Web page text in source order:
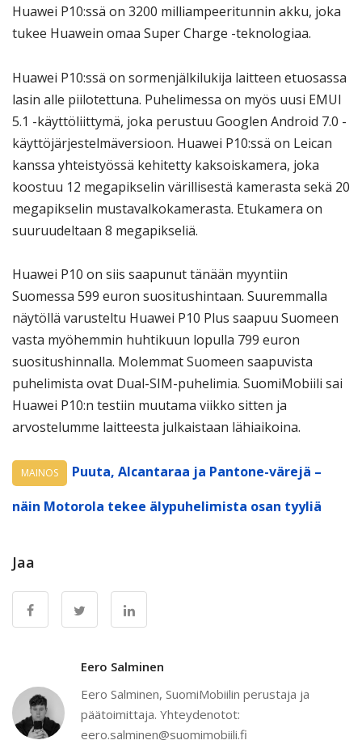
Huawei P10:ssä on 3200 milliampeeritunnin akku, joka
tukee Huawein omaa Super Charge -teknologiaa.
Huawei P10:ssä on sormenjälkilukija laitteen etuosassa
lasin alle piilotettuna. Puhelimessa on myös uusi EMUI
5.1 -käyttöliittymä, joka perustuu Googlen Android 7.0 -
käyttöjärjestelmäversioon. Huawei P10:ssä on Leican
kanssa yhteistyössä kehitetty kaksoiskamera, joka
koostuu 12 megapikselin värillisestä kamerasta sekä 20
megapikselin mustavalkokamerasta. Etukamera on
suuruudeltaan 8 megapikseliä.
Huawei P10 on siis saapunut tänään myyntiin
Suomessa 599 euron suositushintaan. Suuremmalla
näytöllä varusteltu Huawei P10 Plus saapuu Suomeen
vasta myöhemmin huhtikuun lopulla 799 euron
suositushinnalla. Molemmat Suomeen saapuvista
puhelimista ovat Dual-SIM-puhelimia. SuomiMobiili sai
Huawei P10:n testiin muutama viikko sitten ja
arvostelumme laitteesta julkaistaan lähiaikoina.
MAINOS
Puuta, Alcantaraa ja Pantone-värejä –
näin Motorola tekee älypuhelimista osan tyyliä
Jaa
Eero Salminen
Eero Salminen, SuomiMobiilin perustaja ja
päätoimittaja. Yhteydenotot:
eero.salminen@suomimobiili.fi